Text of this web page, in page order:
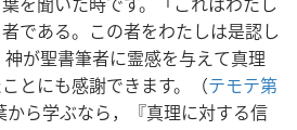
である。この者をわたしは是認し
神が聖書筆者に霊感を与えて真理
とにも感謝できます。（テモテ第
から学ぶなら，『真理に対する信